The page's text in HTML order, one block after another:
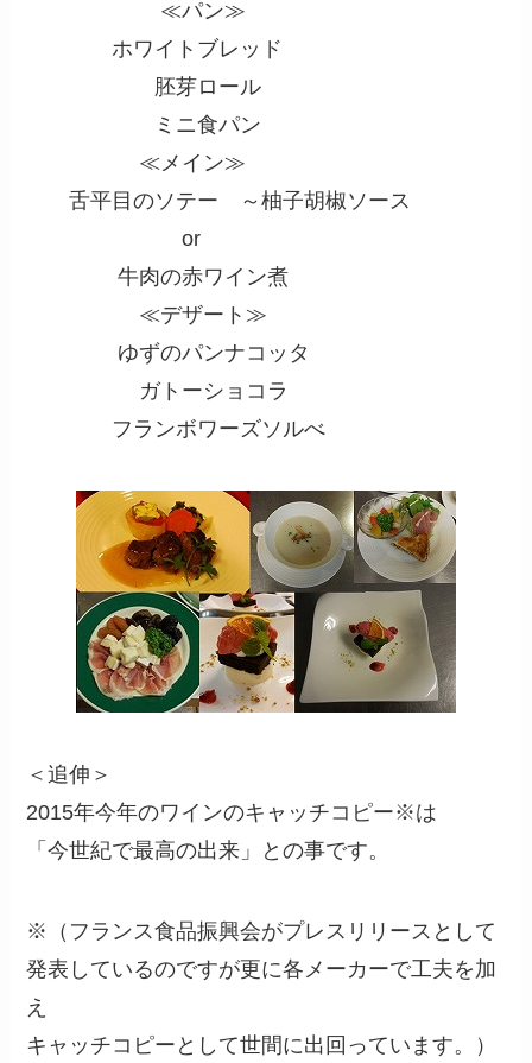
≪パン≫
ホワイトブレッド
胚芽ロール
ミニ食パン
≪メイン≫
舌平目のソテー ～柚子胡椒ソース
or
牛肉の赤ワイン煮
≪デザート≫
ゆずのパンナコッタ
ガトーショコラ
フランボワーズソルべ
＜追伸＞
2015年今年のワインのキャッチコピー※は
「今世紀で最高の出来」との事です。
※（フランス食品振興会がプレスリリースとして
発表しているのですが更に各メーカーで工夫を加
え
キャッチコピーとして世間に出回っています。）